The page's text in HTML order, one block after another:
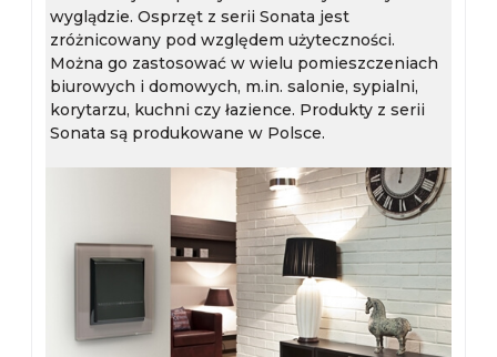
wyglądzie. Osprzęt z serii Sonata jest
zróżnicowany pod względem użyteczności.
Można go zastosować w wielu pomieszczeniach
biurowych i domowych, m.in. salonie, sypialni,
korytarzu, kuchni czy łazience. Produkty z serii
Sonata są produkowane w Polsce.